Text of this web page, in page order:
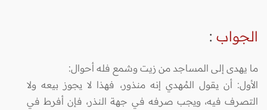
الجواب :
ما يهدى إلى المساجد من زيت وشمع فله أحوال:
الأول: أن يقول المُهدي إنه منذور، فهذا لا يجوز بيعه ولا
التصرف فيه، ويجب صرفه في جهة النذر، فإن أفرط في